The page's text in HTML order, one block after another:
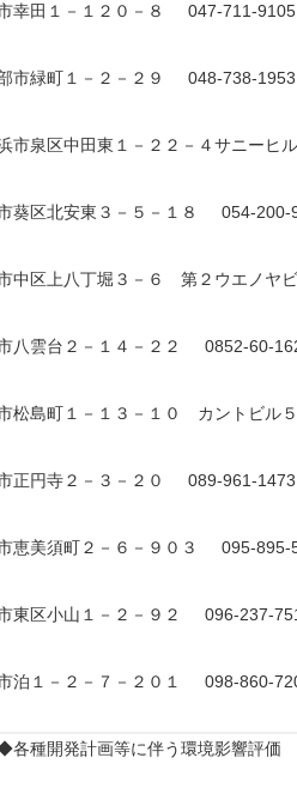
幸田１－１２０－８ 047-711-9105
市緑町１－２－２９ 048-738-1953
市泉区中田東１－２２－４サニー
葵区北安東３－５－１８ 054-200-
中区上八丁堀３－６ 第２ウエノ
八雲台２－１４－２２ 0852-60-
松島町１－１３－１０ カントビ
正円寺２－３－２０ 089-961-1473
恵美須町２－６－９０３ 095-895-
東区小山１－２－９２ 096-237-
泊１－２－７－２０１ 098-860-
各種開発計画等に伴う環境影響評価